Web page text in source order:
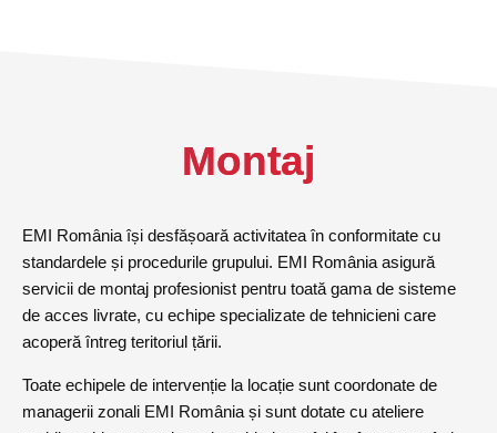
Montaj
EMI România își desfășoară activitatea în conformitate cu
standardele și procedurile grupului. EMI România asigură
servicii de montaj profesionist pentru toată gama de sisteme
de acces livrate, cu echipe specializate de tehnicieni care
acoperă întreg teritoriul țării.
Toate echipele de intervenție la locație sunt coordonate de
managerii zonali EMI România și sunt dotate cu ateliere